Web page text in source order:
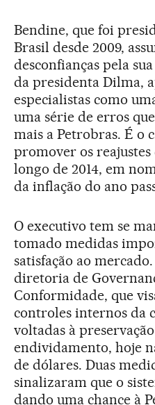
Bendine, que foi
Brasil desde 2009,
desconfianças pela
da presidenta Dilma,
especialistas como
uma série de erros
mais a Petrobras. É o
promover os
longo de 2014, em
da inflação do ano
O executivo tem se
tomado medidas
satisfação ao
diretoria de
Conformidade, que
controles internos da
voltadas à
endividamento, hoje
de dólares. Duas
sinalizaram que o
dando uma chance à